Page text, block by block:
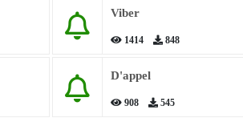
Viber
1414 848
D'appel
908 545